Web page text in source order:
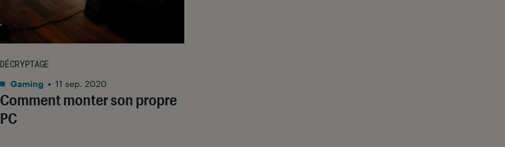
Comment monter son propre
PC
DÉCRYPTAGE
Gaming • 11 sep. 2020